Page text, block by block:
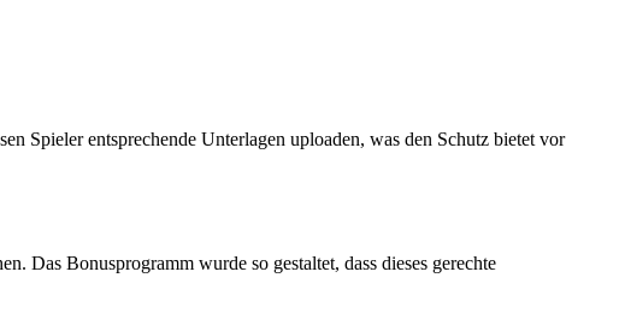
Spieler entsprechende Unterlagen uploaden, was den Schutz bietet vor
Das Bonusprogramm wurde so gestaltet, dass dieses gerechte